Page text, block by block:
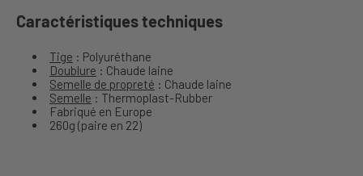
Caractéristiques techniques
Tige : Polyuréthane
Doublure : Chaude laine
Semelle de propreté : Chaude laine
Semelle : Thermoplast-Rubber
Fabriqué en Europe
260g (paire en 22)